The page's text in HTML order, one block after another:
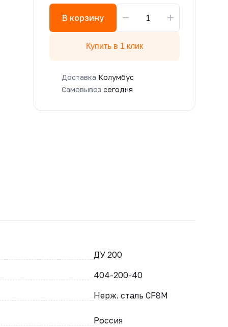
В корзину − +
Купить в 1 клик
Доставка Колумбус
Самовывоз сегодня
ДУ 200
404-200-40
Нерж. сталь CF8M
Россия